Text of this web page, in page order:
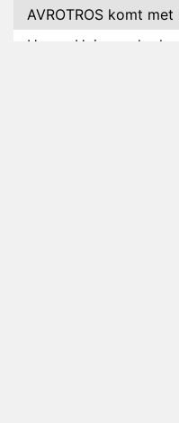
AVROTROS komt
Henny Huisman